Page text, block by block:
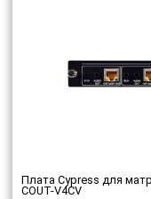
Плата Cypress для
COUT-V4CV